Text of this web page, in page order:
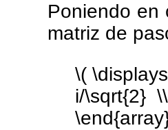
Poniendo en
matriz de
\(
i/\sqrt{2}